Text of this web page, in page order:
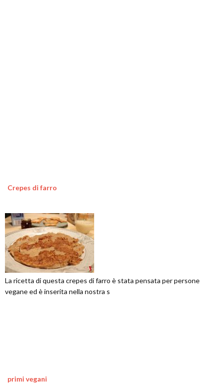
Crepes di farro
La ricetta di questa crepes di farro è stata pensata per persone
vegane ed è inserita nella nostra s
primi vegani